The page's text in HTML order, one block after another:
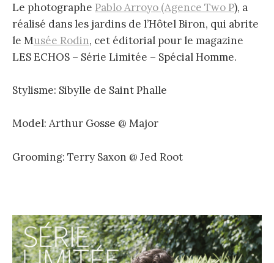
Le photographe Pablo Arroyo (Agence Two P), a
réalisé dans les jardins de l’Hôtel Biron, qui abrite
le Musée Rodin, cet éditorial pour le magazine
LES ECHOS – Série Limitée – Spécial Homme.
Stylisme: Sibylle de Saint Phalle
Model: Arthur Gosse @ Major
Grooming: Terry Saxon @ Jed Root